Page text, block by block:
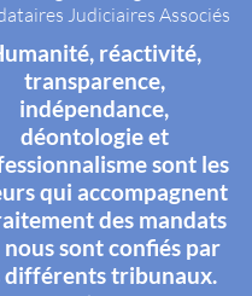
Judiciaires Associés
réactivité,
transparence,
indépendance,
déontologie et
sont les
qui accompagnent
des mandats
sont confiés par
différents tribunaux.